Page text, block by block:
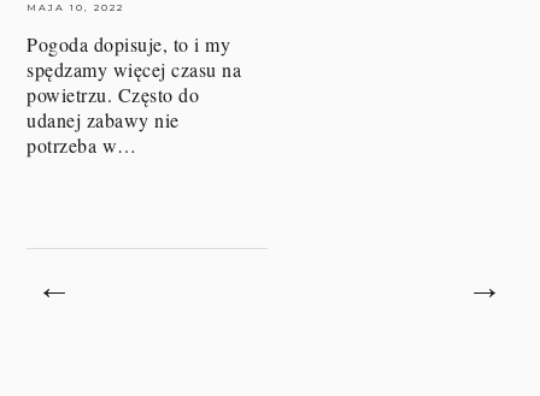
MAJA 10, 2022
Pogoda dopisuje, to i my
spędzamy więcej czasu na
powietrzu. Często do
udanej zabawy nie
potrzeba w…
← →